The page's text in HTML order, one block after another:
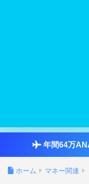
年間64万
ホーム マネー関連